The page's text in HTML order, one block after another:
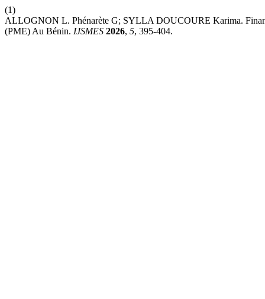
(1)
ALLOGNON L. Phénarète G; SYLLA DOUCOURE Karima.
(PME) Au Bénin. IJSMES 2026, 5, 395-404.